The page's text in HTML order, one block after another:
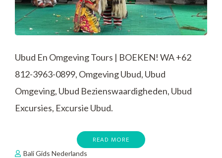
Ubud En Omgeving Tours | BOEKEN! WA +62
812-3963-0899, Omgeving Ubud, Ubud
Omgeving, Ubud Bezienswaardigheden, Ubud
Excursies, Excursie Ubud.
READ MORE
Bali Gids Nederlands